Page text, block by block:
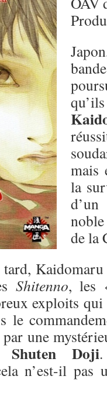
mais
la
de la
tard,
Shitenno, les
exploits
le
une
Shuten Doji
n’est-il pas